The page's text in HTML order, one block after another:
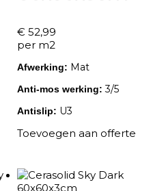
€ 52,99
per m2
Afwerking: Mat
Anti-mos werking: 3/5
Antislip: U3
Toevoegen aan offerte